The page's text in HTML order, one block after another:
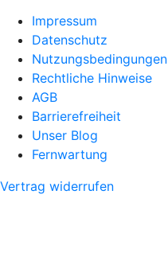
Impressum
Datenschutz
Nutzungsbedingungen
Rechtliche Hinweise
AGB
Barrierefreiheit
Unser Blog
Fernwartung
Vertrag widerrufen